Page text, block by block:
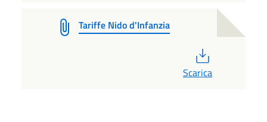
Tariffe Nido d'Infanzia
Scarica